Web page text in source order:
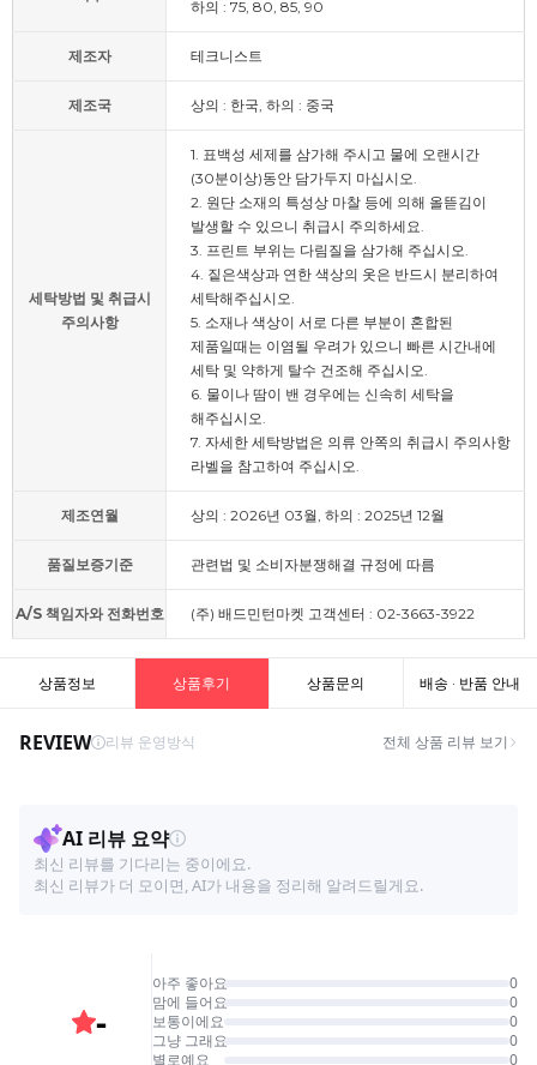
하의 : 75, 80, 85, 90
제조자 테크니스트
제조국 상의 : 한국, 하의 : 중국
세탁방법 및 취급시
주의사항
1. 표백성 세제를 삼가해 주시고 물에 오랜시간
(30분이상)동안 담가두지 마십시오.
2. 원단 소재의 특성상 마찰 등에 의해 올뜯김이
발생할 수 있으니 취급시 주의하세요.
3. 프린트 부위는 다림질을 삼가해 주십시오.
4. 짙은색상과 연한 색상의 옷은 반드시 분리하여
세탁해주십시오.
5. 소재나 색상이 서로 다른 부분이 혼합된
제품일때는 이염될 우려가 있으니 빠른 시간내에
세탁 및 약하게 탈수 건조해 주십시오.
6. 물이나 땀이 밴 경우에는 신속히 세탁을
해주십시오.
7. 자세한 세탁방법은 의류 안쪽의 취급시 주의사항
라벨을 참고하여 주십시오.
제조연월 상의 : 2026년 03월, 하의 : 2025년 12월
품질보증기준 관련법 및 소비자분쟁해결 규정에 따름
A/S 책임자와 전화번호 (주) 배드민턴마켓 고객센터 : 02-3663-3922
상품정보 상품후기 상품문의 배송 · 반품 안내